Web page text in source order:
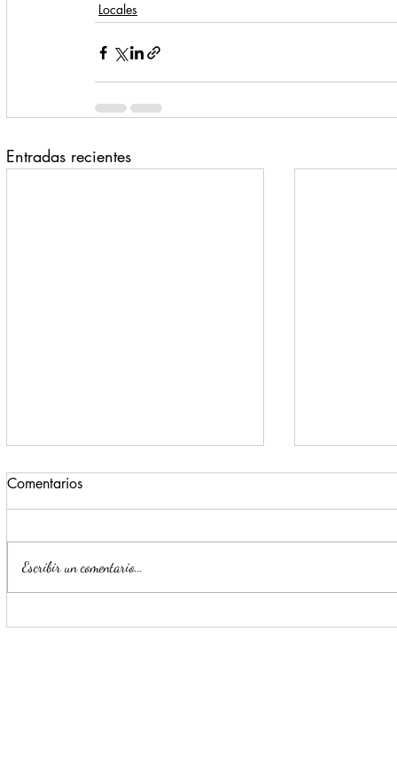
Locales
Entradas recientes
Para beneficio de las familias,
Monterrey
Comentarios
Escribir un comentario...